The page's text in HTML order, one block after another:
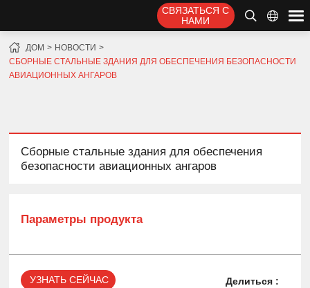
СВЯЗАТЬСЯ С
НАМИ
ДОМ
НОВОСТИ
СБОРНЫЕ СТАЛЬНЫЕ ЗДАНИЯ ДЛЯ ОБЕСПЕЧЕНИЯ БЕЗОПАСНОСТИ
АВИАЦИОННЫХ АНГАРОВ
Сборные стальные здания для обеспечения
безопасности авиационных ангаров
Параметры продукта
УЗНАТЬ СЕЙЧАС Делиться :